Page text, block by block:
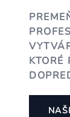
KTORÉ